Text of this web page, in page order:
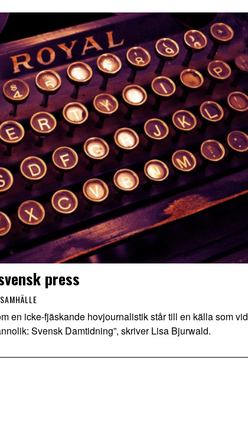
press
SAMHÄLLE
en icke-fjäskande hovjournalistik står till en källa som vid
Svensk Damtidning”, skriver Lisa Bjurwald.